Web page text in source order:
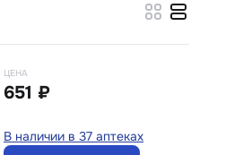
ЦЕНА
651 ₽
В наличии в 37 аптеках